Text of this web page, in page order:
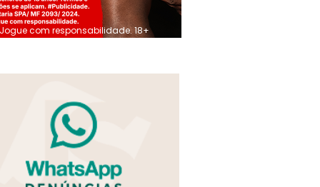
Jogue com responsabilidade. 18+